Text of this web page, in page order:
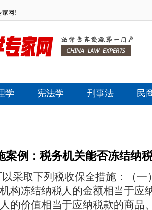
家网!
学 宪法学 刑事法 民
案例：税务机关能否冻结纳
采取下列税收保全措施：（
构冻结纳税人的金额相当于应
的价值相当于应纳税款的商品